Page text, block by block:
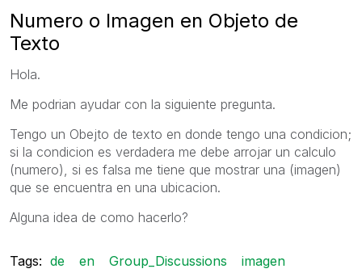
Numero o Imagen en Objeto de
Texto
Hola.
Me podrian ayudar con la siguiente pregunta.
Tengo un Obejto de texto en donde tengo una condicion;
si la condicion es verdadera me debe arrojar un calculo
(numero), si es falsa me tiene que mostrar una (imagen)
que se encuentra en una ubicacion.
Alguna idea de como hacerlo?
Tags: de en Group_Discussions
imagen